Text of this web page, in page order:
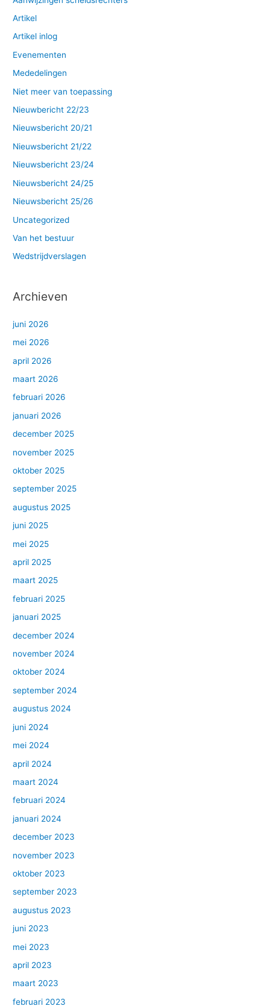
Artikel
Artikel inlog
Evenementen
Mededelingen
Niet meer van toepassing
Nieuwbericht 22/23
Nieuwsbericht 20/21
Nieuwsbericht 21/22
Nieuwsbericht 23/24
Nieuwsbericht 24/25
Nieuwsbericht 25/26
Uncategorized
Van het bestuur
Wedstrijdverslagen
Archieven
juni 2026
mei 2026
april 2026
maart 2026
februari 2026
januari 2026
december 2025
november 2025
oktober 2025
september 2025
augustus 2025
juni 2025
mei 2025
april 2025
maart 2025
februari 2025
januari 2025
december 2024
november 2024
oktober 2024
september 2024
augustus 2024
juni 2024
mei 2024
april 2024
maart 2024
februari 2024
januari 2024
december 2023
november 2023
oktober 2023
september 2023
augustus 2023
juni 2023
mei 2023
april 2023
maart 2023
februari 2023